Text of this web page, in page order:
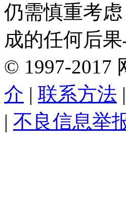
仍需慎重考
成的任何后
© 1997-2017
介 | 联系方法 |
| 不良信息举